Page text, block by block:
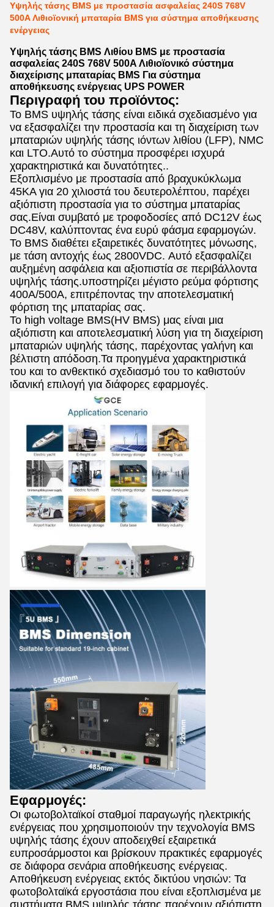
Υψηλής τάσης BMS με προστασία ασφαλείας 240S 768V
500A Λιθιοϊονική μπαταρία BMS για σύστημα αποθήκευσης
ενέργειας
Υψηλής τάσης BMS Λιθίου BMS με προστασία
ασφαλείας 240S 768V 500A Λιθιοϊονικό σύστημα
διαχείρισης μπαταρίας BMS Για σύστημα
αποθήκευσης ενέργειας UPS POWER
Περιγραφή του προϊόντος:
Το BMS υψηλής τάσης είναι ειδικά σχεδιασμένο για
να εξασφαλίζει την προστασία και τη διαχείριση των
μπαταριών υψηλής τάσης ιόντων λιθίου (LFP), NMC
και LTO.Αυτό το σύστημα προσφέρει ισχυρά
χαρακτηριστικά και δυνατότητες..
Εξοπλισμένο με προστασία από βραχυκύκλωμα
45KA για 20 χιλιοστά του δευτερολέπτου, παρέχει
αξιόπιστη προστασία για το σύστημα μπαταρίας
σας.Είναι συμβατό με τροφοδοσίες από DC12V έως
DC48V, καλύπτοντας ένα ευρύ φάσμα εφαρμογών.
Το BMS διαθέτει εξαιρετικές δυνατότητες μόνωσης,
με τάση αντοχής έως 2800VDC. Αυτό εξασφαλίζει
αυξημένη ασφάλεια και αξιοπιστία σε περιβάλλοντα
υψηλής τάσης.υποστηρίζει μέγιστο ρεύμα φόρτισης
400A/500A, επιτρέποντας την αποτελεσματική
φόρτιση της μπαταρίας σας.
Το high voltage BMS(HV BMS) μας είναι μια
αξιόπιστη και αποτελεσματική λύση για τη διαχείριση
μπαταριών υψηλής τάσης, παρέχοντας γαλήνη και
βέλτιστη απόδοση.Τα προηγμένα χαρακτηριστικά
του και το ανθεκτικό σχεδιασμό του το καθιστούν
ιδανική επιλογή για διάφορες εφαρμογές.
Εφαρμογές:
Οι φωτοβολταϊκοί σταθμοί παραγωγής ηλεκτρικής
ενέργειας που χρησιμοποιούν την τεχνολογία BMS
υψηλής τάσης έχουν αποδειχθεί εξαιρετικά
ευπροσάρμοστοι και βρίσκουν πρακτικές εφαρμογές
σε διάφορα σενάρια αποθήκευσης ενέργειας.
Αποθήκευση ενέργειας εκτός δικτύου νησιών: Τα
φωτοβολταϊκά εργοστάσια που είναι εξοπλισμένα με
συστήματα BMS υψηλής τάσης παρέχουν αξιόπιστη